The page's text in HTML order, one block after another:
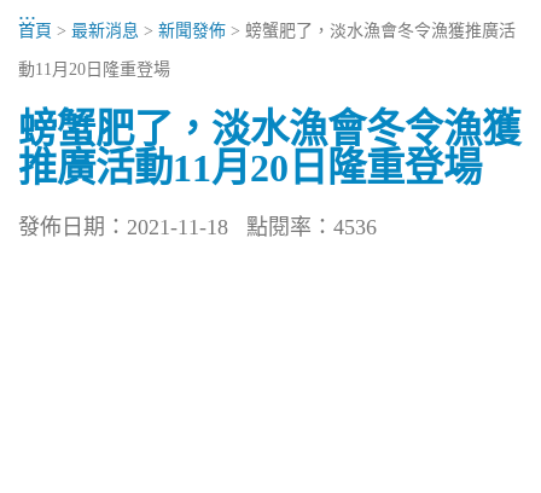
:::
首頁 > 最新消息 > 新聞發佈 > 螃蟹肥了，淡水漁會冬令漁獲推廣活
動11月20日隆重登場
螃蟹肥了，淡水漁會冬令漁獲
推廣活動11月20日隆重登場
發佈日期：2021-11-18 點閱率：4536